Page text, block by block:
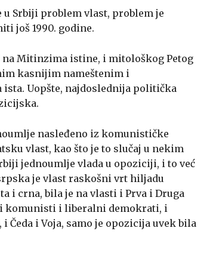
Srbiji problem vlast, problem je
još 1990. godine.
na Mitinzima istine, i mitološkog Petog
kasnijim nameštenim i
Uopšte, najdoslednija politička
nasleđeno iz komunističke
vlast, kao što je to slučaj u nekim
jednoumlje vlada u opoziciji, i to već
je vlast raskošni vrt hiljadu
i crna, bila je na vlasti i Prva i Druga
komunisti i liberalni demokrati, i
i Voja, samo je opozicija uvek bila